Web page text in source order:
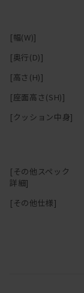
[幅(W)]
[奥行(D)]
[高さ(H)]
[座面高さ(SH)]
[クッション中身]
[その他スペック
詳細]
[その他仕様]